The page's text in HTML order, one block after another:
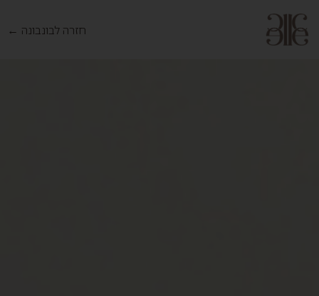
חזרה לבונבונה ←